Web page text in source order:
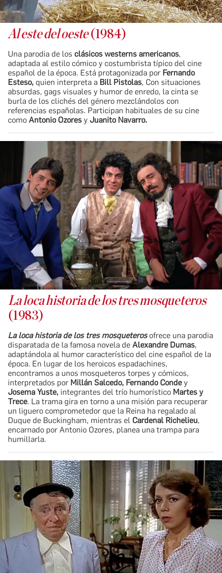
Al este del oeste(1984)
Una parodia de los clásicos westerns americanos,
adaptada al estilo cómico y costumbrista típico del cine
español de la época. Está protagonizada por Fernando
Esteso, quien interpreta a Bill Pistolas, Con situaciones
absurdas, gags visuales y humor de enredo, la cinta se
burla de los clichés del género mezclándolos con
referencias españolas. Participan habituales de su cine
como Antonio Ozores y Juanito Navarro.
La loca historia de los tres mosqueteros
(1983)
La loca historia de los tres mosqueterosofrece una parodia
disparatada de la famosa novela de Alexandre Dumas,
adaptándola al humor característico del cine español de la
época. En lugar de los heroicos espadachines,
encontramos a unos mosqueteros torpes y cómicos,
interpretados por Millán Salcedo, Fernando Conde y
Josema Yuste, integrantes del trío humorístico Martes y
Trece. La trama gira en torno a una misión para recuperar
un liguero comprometedor que la Reina ha regalado al
Duque de Buckingham, mientras el Cardenal Richelieu,
encarnado por Antonio Ozores, planea una trampa para
humillarla.